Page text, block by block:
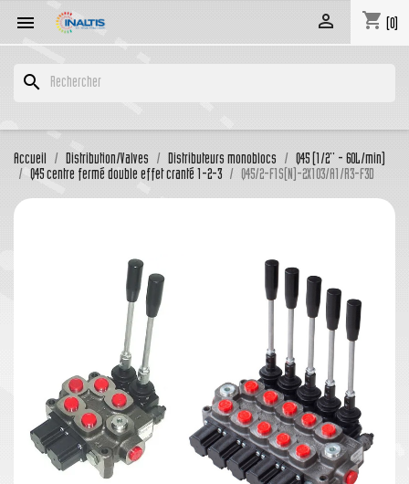
 shopping_cart (0)

search
Accueil Distribution/Valves Distributeurs monoblocs
Q45 (1/2'' - 60L/min)
Q45 centre fermé double effet cranté 1-2-3
Q45/2-F1S(N)-2X103/A1/R3-F3D